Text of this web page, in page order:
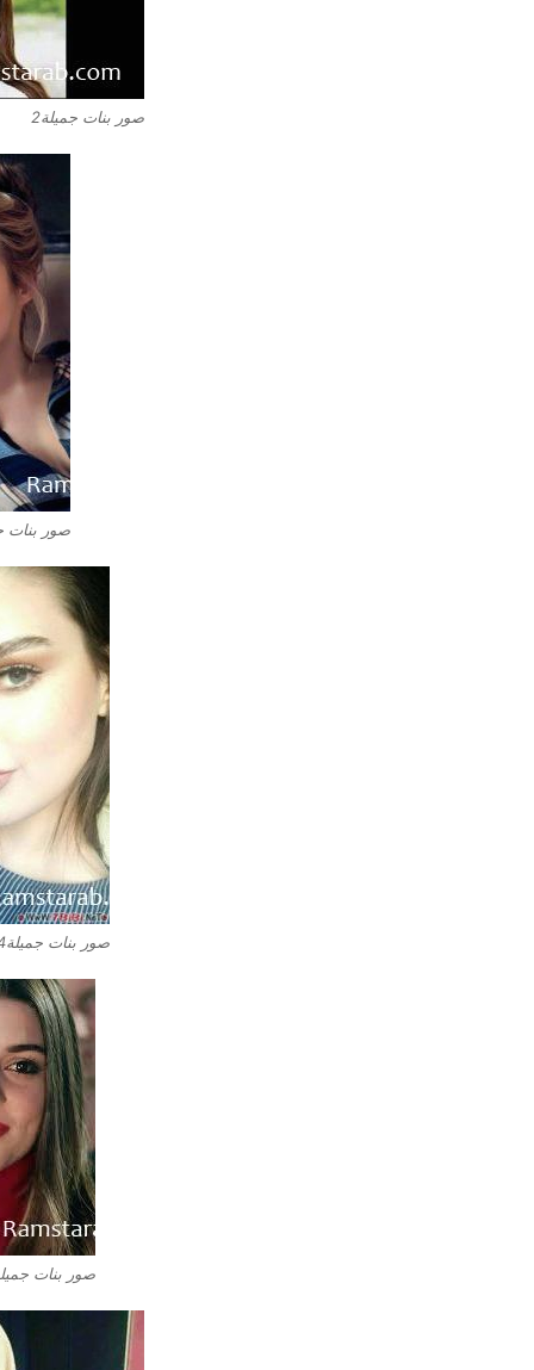
صور بنات جميلة2
صور بنات
صور بنات جميلة4
صور بنات